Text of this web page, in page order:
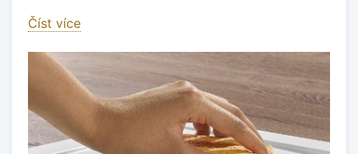
Číst více